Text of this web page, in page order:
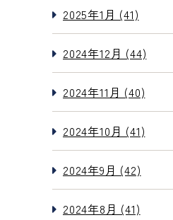
2025年1月 (41)
2024年12月 (44)
2024年11月 (40)
2024年10月 (41)
2024年9月 (42)
2024年8月 (41)